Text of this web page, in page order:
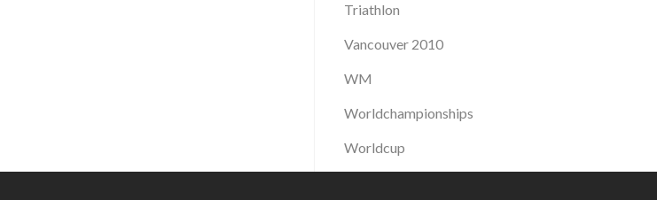
Triathlon
Vancouver 2010
WM
Worldchampionships
Worldcup